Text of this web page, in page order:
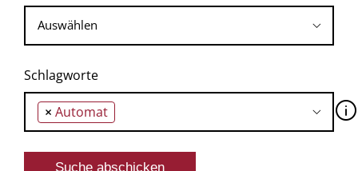
Schlagworte
× Automat 🛈